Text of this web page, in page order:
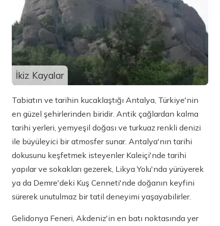
İkiz Kayalar
Tabiatın ve tarihin kucaklaştığı Antalya, Türkiye'nin
en güzel şehirlerinden biridir. Antik çağlardan kalma
tarihi yerleri, yemyeşil doğası ve turkuaz renkli denizi
ile büyüleyici bir atmosfer sunar. Antalya'nın tarihi
dokusunu keşfetmek isteyenler Kaleiçi'nde tarihi
yapılar ve sokakları gezerek, Likya Yolu'nda yürüyerek
ya da Demre'deki Kuş Cenneti'nde doğanın keyfini
sürerek unutulmaz bir tatil deneyimi yaşayabilirler.
Gelidonya Feneri, Akdeniz'in en batı noktasında yer